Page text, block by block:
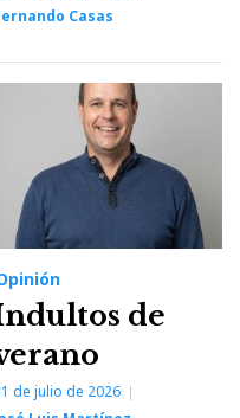
Casas
de
de julio de 2026